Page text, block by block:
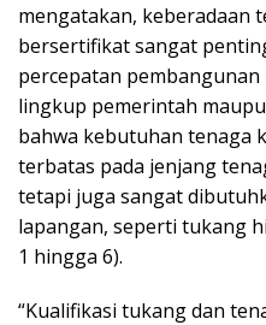
mengatakan, keberadaan
bersertifikat sangat
percepatan
lingkup pemerintah
bahwa kebutuhan tenaga
terbatas pada jenjang
tetapi juga sangat
lapangan, seperti tukang
1 hingga 6).
“Kualifikasi tukang dan